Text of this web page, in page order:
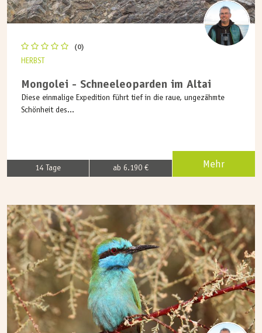
(0)
HERBST
Mongolei - Schneeleoparden im Altai
Diese einmalige Expedition führt tief in die raue, ungezähmte
Schönheit des...
14 Tage ab 6.190 € Mehr